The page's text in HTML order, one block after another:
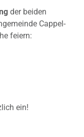
der beiden
Cappel-
feiern:
ein!